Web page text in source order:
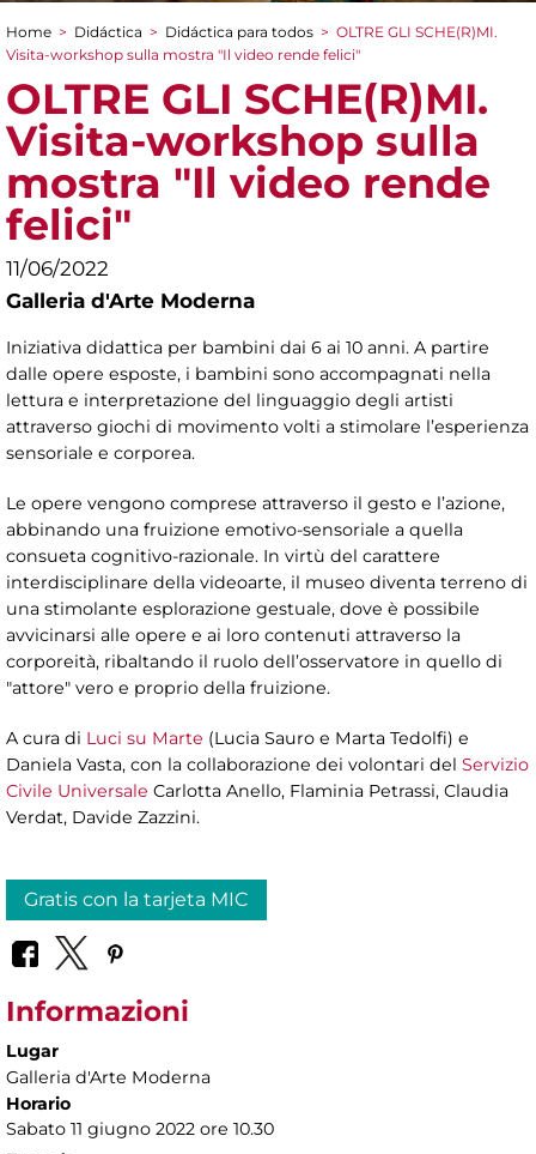
You are here
Home > Didáctica > Didáctica para todos > OLTRE GLI SCHE(R)MI.
Visita-workshop sulla mostra "Il video rende felici"
OLTRE GLI SCHE(R)MI.
Visita-workshop sulla
mostra "Il video rende
felici"
11/06/2022
Galleria d'Arte Moderna
Iniziativa didattica per bambini dai 6 ai 10 anni. A partire
dalle opere esposte, i bambini sono accompagnati nella
lettura e interpretazione del linguaggio degli artisti
attraverso giochi di movimento volti a stimolare l’esperienza
sensoriale e corporea.
Le opere vengono comprese attraverso il gesto e l’azione,
abbinando una fruizione emotivo-sensoriale a quella
consueta cognitivo-razionale. In virtù del carattere
interdisciplinare della videoarte, il museo diventa terreno di
una stimolante esplorazione gestuale, dove è possibile
avvicinarsi alle opere e ai loro contenuti attraverso la
corporeità, ribaltando il ruolo dell’osservatore in quello di
"attore" vero e proprio della fruizione.
A cura di Luci su Marte (Lucia Sauro e Marta Tedolfi) e
Daniela Vasta, con la collaborazione dei volontari del Servizio
Civile Universale Carlotta Anello, Flaminia Petrassi, Claudia
Verdat, Davide Zazzini.
Gratis con la tarjeta MIC
Informazioni
Lugar
Galleria d'Arte Moderna
Horario
Sabato 11 giugno 2022 ore 10.30